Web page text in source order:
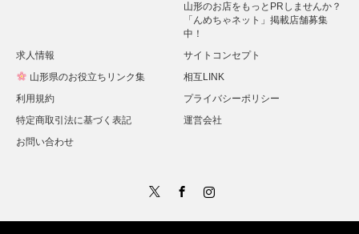
山形のお店をもっとPRしませんか？
「んめちゃネット」掲載店舗募集
中！
求人情報
サイトコンセプト
山形県のお役立ちリンク集
相互LINK
利用規約
プライバシーポリシー
特定商取引法に基づく表記
運営会社
お問い合わせ
Instagram